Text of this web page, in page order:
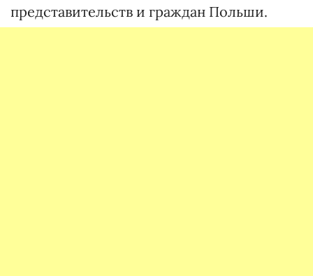
представительств и граждан Польши.